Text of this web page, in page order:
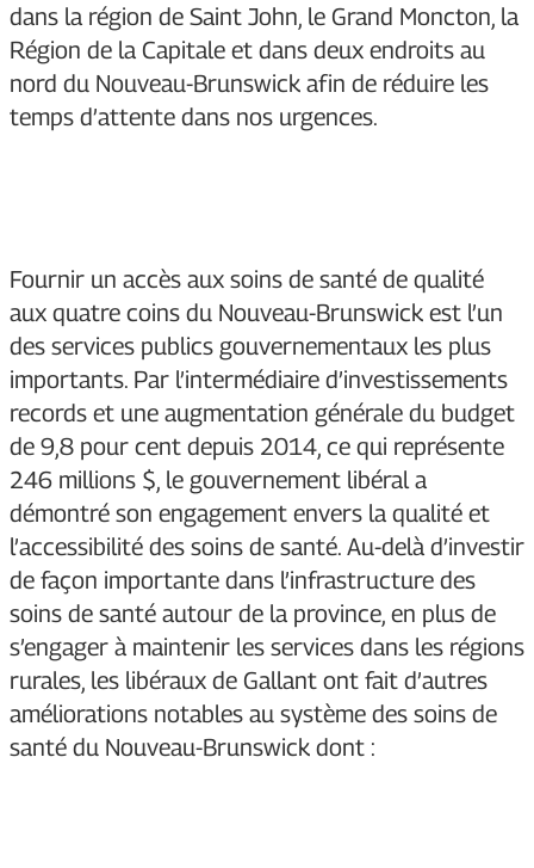
dans la région de Saint John, le Grand Moncton, la
Région de la Capitale et dans deux endroits au
nord du Nouveau-Brunswick afin de réduire les
temps d’attente dans nos urgences.
Fournir un accès aux soins de santé de qualité
aux quatre coins du Nouveau-Brunswick est l’un
des services publics gouvernementaux les plus
importants. Par l’intermédiaire d’investissements
records et une augmentation générale du budget
de 9,8 pour cent depuis 2014, ce qui représente
246 millions $, le gouvernement libéral a
démontré son engagement envers la qualité et
l’accessibilité des soins de santé. Au-delà d’investir
de façon importante dans l’infrastructure des
soins de santé autour de la province, en plus de
s’engager à maintenir les services dans les régions
rurales, les libéraux de Gallant ont fait d’autres
améliorations notables au système des soins de
santé du Nouveau-Brunswick dont :